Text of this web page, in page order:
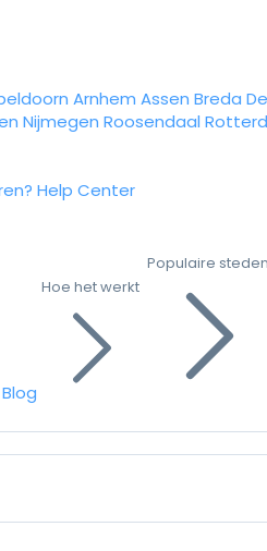
Arnhem Assen Breda
Nijmegen Roosendaal
Help Center
Blog
Hoe het werkt
Populaire steden